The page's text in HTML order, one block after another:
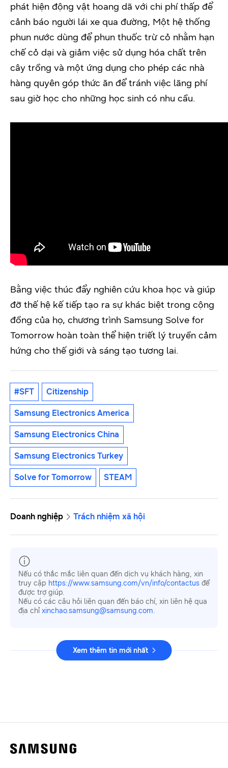
phát hiện động vật hoang dã với chi phí thấp để
cảnh báo người lái xe qua đường, Một hệ thống
phun nước dùng để phun thuốc trừ cỏ nhằm hạn
chế cỏ dại và giảm việc sử dụng hóa chất trên
cây trồng và một ứng dụng cho phép các nhà
hàng quyên góp thức ăn để tránh việc lãng phí
sau giờ học cho những học sinh có nhu cầu.
Bằng việc thúc đẩy nghiên cứu khoa học và giúp
đỡ thế hệ kế tiếp tạo ra sự khác biệt trong cộng
đồng của họ, chương trình Samsung Solve for
Tomorrow hoàn toàn thể hiện triết lý truyền cảm
hứng cho thế giới và sáng tạo tương lai.
#SFT Citizenship
Samsung Electronics America
Samsung Electronics China
Samsung Electronics Turkey
Solve for Tomorrow STEAM
Doanh nghiệp Trách nhiệm xã hội
Nếu có thắc mắc liên quan đến dịch vụ khách hàng, xin
truy cập https://www.samsung.com/vn/info/contactus để
được trợ giúp.
Nếu có các câu hỏi liên quan đến báo chí, xin liên hệ qua
địa chỉ xinchao.samsung@samsung.com.
Xem thêm tin mới nhất